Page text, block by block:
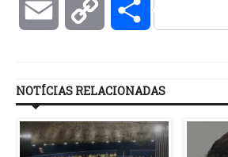
Email Copy Compartilhar
NOTÍCIAS RELACIONADAS